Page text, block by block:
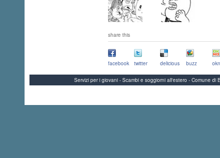
share this
facebook twitter delicious buzz
Servizi per i giovani - Scambi e soggiorni all'estero - Comune